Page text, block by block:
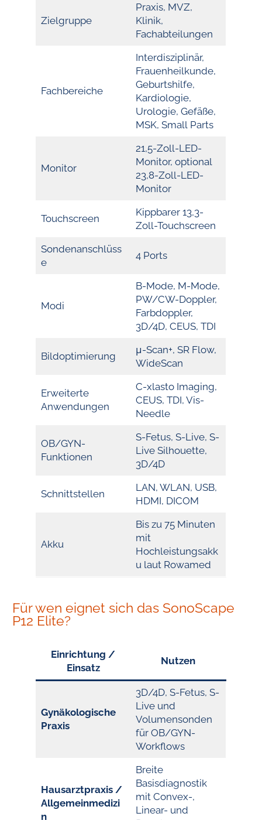
Zielgruppe
Praxis, MVZ,
Klinik,
Fachabteilungen
Fachbereiche
Interdisziplinär,
Frauenheilkunde,
Geburtshilfe,
Kardiologie,
Urologie, Gefäße,
MSK, Small Parts
Monitor
21,5-Zoll-LED-
Monitor, optional
23,8-Zoll-LED-
Monitor
Touchscreen
Kippbarer 13,3-
Zoll-Touchscreen
Sondenanschlüss
e
4 Ports
Modi
B-Mode, M-Mode,
PW/CW-Doppler,
Farbdoppler,
3D/4D, CEUS, TDI
Bildoptimierung
μ-Scan+, SR Flow,
WideScan
Erweiterte
Anwendungen
C-xlasto Imaging,
CEUS, TDI, Vis-
Needle
OB/GYN-
Funktionen
S-Fetus, S-Live, S-
Live Silhouette,
3D/4D
Schnittstellen
LAN, WLAN, USB,
HDMI, DICOM
Akku
Bis zu 75 Minuten
mit
Hochleistungsakk
u laut Rowamed
Für wen eignet sich das SonoScape
P12 Elite?
Einrichtung /
Einsatz
Nutzen
Gynäkologische
Praxis
3D/4D, S-Fetus, S-
Live und
Volumensonden
für OB/GYN-
Workflows
Hausarztpraxis /
Allgemeinmedizi
n
Breite
Basisdiagnostik
mit Convex-,
Linear- und